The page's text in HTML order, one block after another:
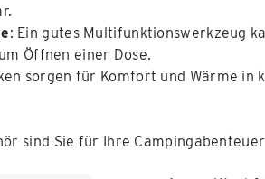
: Ein gutes Multifunktionswerkzeug
Öffnen einer Dose.
sorgen für Komfort und Wärme in
sind Sie für Ihre